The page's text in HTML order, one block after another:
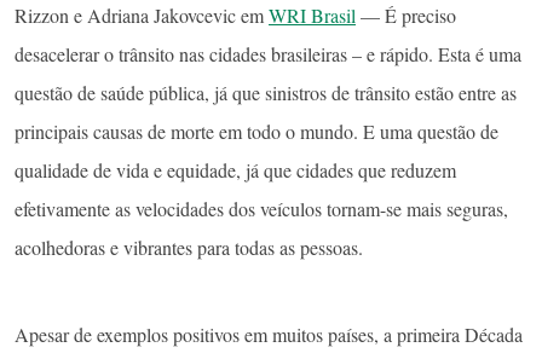
Rizzon e Adriana Jakovcevic emWRI Brasil — É preciso
desacelerar o trânsito nas cidades brasileiras – e rápido. Esta é uma
questão de saúde pública, já que sinistros de trânsito estão entre as
principais causas de morte em todo o mundo. E uma questão de
qualidade de vida e equidade, já que cidades que reduzem
efetivamente as velocidades dos veículos tornam-se mais seguras,
acolhedoras e vibrantes para todas as pessoas.
Apesar de exemplos positivos em muitos países, a primeira Década